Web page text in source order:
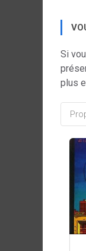
Si
plus